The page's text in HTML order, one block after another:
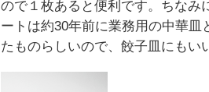
ので１枚あると便利です。ちなみ
ートは約30年前に業務用の中華皿
たものらしいので、餃子皿にもい